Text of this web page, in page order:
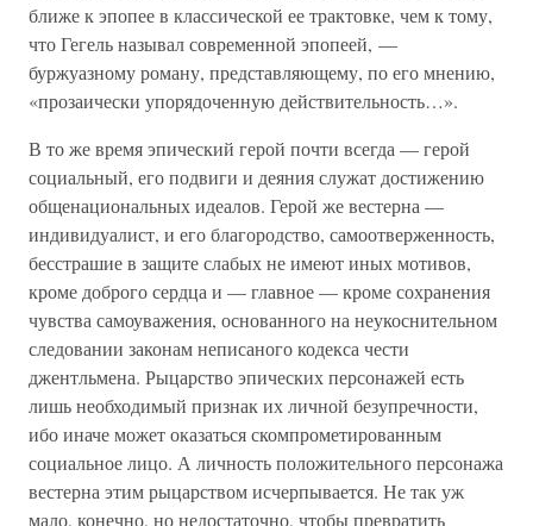
ближе к эпопее в классической ее трактовке, чем к тому,
что Гегель называл современной эпопеей, —
буржуазному роману, представляющему, по его мнению,
«прозаически упорядоченную действительность…».
В то же время эпический герой почти всегда — герой
социальный, его подвиги и деяния служат достижению
общенациональных идеалов. Герой же вестерна —
индивидуалист, и его благородство, самоотверженность,
бесстрашие в защите слабых не имеют иных мотивов,
кроме доброго сердца и — главное — кроме сохранения
чувства самоуважения, основанного на неукоснительном
следовании законам неписаного кодекса чести
джентльмена. Рыцарство эпических персонажей есть
лишь необходимый признак их личной безупречности,
ибо иначе может оказаться скомпрометированным
социальное лицо. А личность положительного персонажа
вестерна этим рыцарством исчерпывается. Не так уж
мало, конечно, но недостаточно, чтобы превратить